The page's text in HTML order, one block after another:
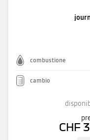
combustione
cambio
CHF